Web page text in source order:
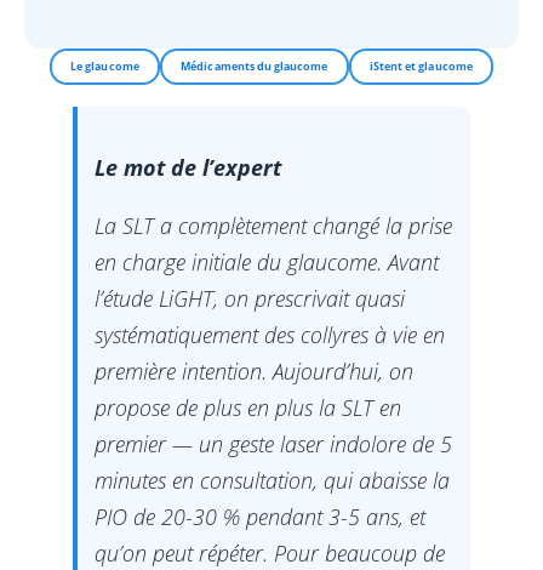
Le glaucome Médicaments du glaucome iStent et glaucome
Le mot de l’expert
La SLT a complètement changé la prise
en charge initiale du glaucome. Avant
l’étude LiGHT, on prescrivait quasi
systématiquement des collyres à vie en
première intention. Aujourd’hui, on
propose de plus en plus la SLT en
premier — un geste laser indolore de 5
minutes en consultation, qui abaisse la
PIO de 20-30 % pendant 3-5 ans, et
qu’on peut répéter. Pour beaucoup de